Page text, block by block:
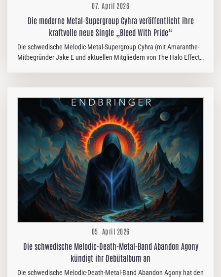
07. April 2026
Die moderne Metal-Supergroup Cyhra veröffentlicht ihre
kraftvolle neue Single „Bleed With Pride“
Die schwedische Melodic-Metal-Supergroup Cyhra (mit Amaranthe-
Mitbegründer Jake E und aktuellen Mitgliedern von The Halo Effect,
Metal-Werk. Im Jubiläumsjahr ihres 10-jährigen Bestehens erscheint
die neue Single zeitgleich mit der Ankündigung ihres vierten
Studioalbums „Requiem For A Pipe Dream“, das am 5. Juni 2026
über Reigning Phoenix Music veröffentlicht wird. ... Cyhra-
Frontmann Jake E erklärt: „‚Bleed With Pride‘ handelt davon, zu
lernen, seinen Narben zu…
05. April 2026
Die schwedische Melodic-Death-Metal-Band Abandon Agony
kündigt ihr Debütalbum an
Die schwedische Melodic-Death-Metal-Band Abandon Agony hat den